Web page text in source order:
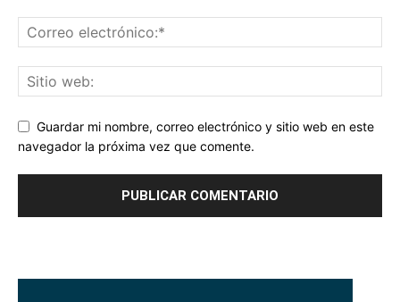
Guardar mi nombre, correo electrónico y sitio web en este
navegador la próxima vez que comente.